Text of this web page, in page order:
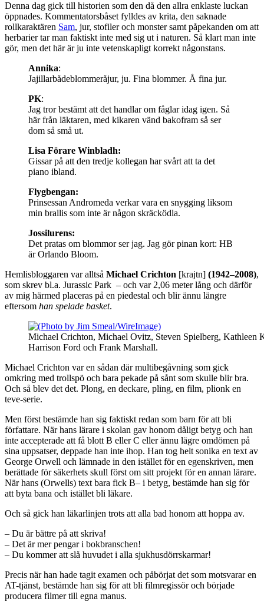
Denna dag gick till historien som den då den allra enklaste luckan
öppnades. Kommentatorsbåset fylldes av krita, den saknade
rollkaraktären Sam, jur, stofiler och monster samt påpekanden om att
herbarier tar man faktiskt inte med sig ut i naturen. Så klart man inte
gör, men det här är ju inte vetenskapligt korrekt någonstans.
Annika:
Jajillarbådeblommeråjur, ju. Fina blommer. Å fina jur.
PK:
Jag tror bestämt att det handlar om fåglar idag igen. Så
här från läktaren, med kikaren vänd bakofram så ser
dom så små ut.
Lisa Förare Winbladh:
Gissar på att den tredje kollegan har svårt att ta det
piano ibland.
Flygbengan:
Prinsessan Andromeda verkar vara en snygging liksom
min brallis som inte är någon skräcködla.
Jossilurens:
Det pratas om blommor ser jag. Jag gör pinan kort: HB
är Orlando Bloom.
Hemlisbloggaren var alltså Michael Crichton [krajtn] (1942–2008),
som skrev bl.a. Jurassic Park – och var 2,06 meter lång och därför
av mig härmed placeras på en piedestal och blir ännu längre
eftersom han spelade basket.
Michael Crichton, Michael Ovitz, Steven Spielberg, Kathleen
Harrison Ford och Frank Marshall.
Michael Crichton var en sådan där multibegåvning som gick
omkring med trollspö och bara pekade på sånt som skulle blir bra.
Och så blev det det. Plong, en deckare, pling, en film, plionk en
teve-serie.
Men först bestämde han sig faktiskt redan som barn för att bli
författare. När hans lärare i skolan gav honom dåligt betyg och han
inte accepterade att få blott B eller C eller ännu lägre omdömen på
sina uppsatser, deppade han inte ihop. Han tog helt sonika en text av
George Orwell och lämnade in den istället för en egenskriven, men
berättade för säkerhets skull först om sitt projekt för en annan lärare.
När hans (Orwells) text bara fick B– i betyg, bestämde han sig för
att byta bana och istället bli läkare.
Och så gick han läkarlinjen trots att alla bad honom att hoppa av.
– Du är bättre på att skriva!
– Det är mer pengar i bokbranschen!
– Du kommer att slå huvudet i alla sjukhusdörrskarmar!
Precis när han hade tagit examen och påbörjat det som motsvarar en
AT-tjänst, bestämde han sig för att bli filmregissör och började
producera filmer till egna manus.